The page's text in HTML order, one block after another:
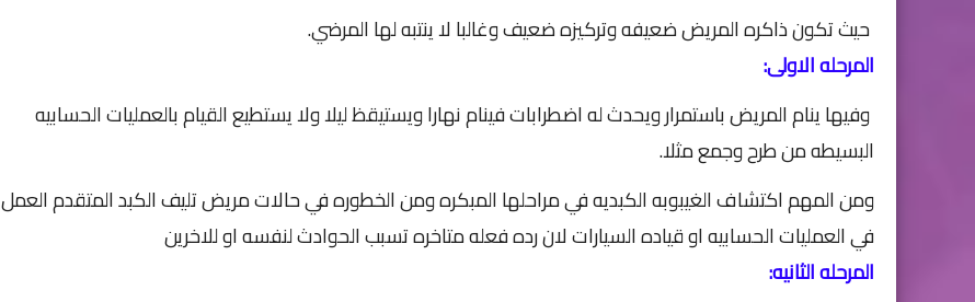
حيث تكون ذاكره المريض ضعيفه وتركيزه ضعيف وغالبا لا ينتبه لها المرضي.
المرحله الاولى:
وفيها ينام المريض باستمرار ويحدث له اضطرابات فينام نهارا ويستيقظ ليلا ولا يستطيع القيام بالعمليات الحسابيه
البسيطه من طرح وجمع مثلا.
ومن المهم اكتشاف الغيبوبه الكبديه في مراحلها المبكره ومن الخطوره في حالات مريض تليف الكبد المتقدم العمل
في العمليات الحسابيه او قياده السيارات لان رده فعله متاخره تسبب الحوادث لنفسه او للاخرين
المرحله الثانيه: